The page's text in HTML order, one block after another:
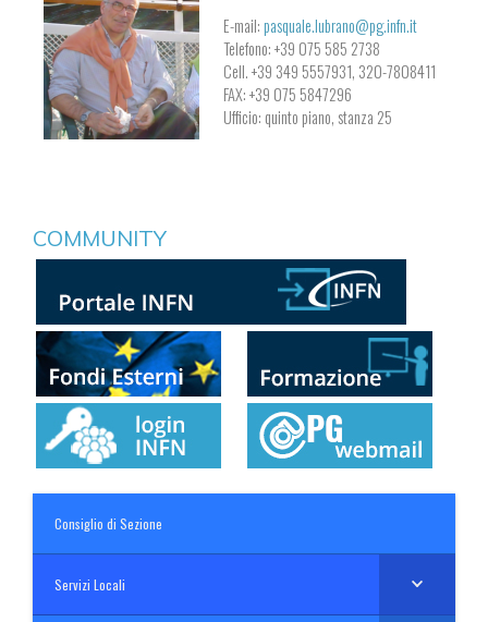
E-mail:pasquale.lubrano@pg.infn.it
Telefono: +39 075 585 2738
Cell. +39 349 5557931, 320-7808411
FAX: +39 075 5847296
Ufficio: quinto piano, stanza 25
COMMUNITY
Consiglio di Sezione
Servizi Locali